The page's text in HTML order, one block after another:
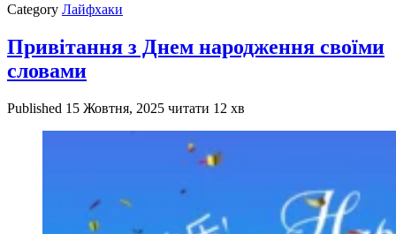
Category Лайфхаки
Привітання з Днем народження своїми
словами
Published 15 Жовтня, 2025 читати 12 хв